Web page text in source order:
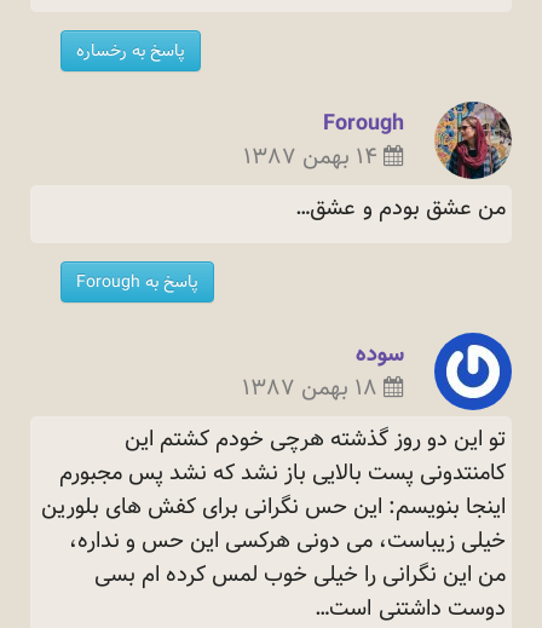
پاسخ به رخساره
Forough
۱۴ بهمن ۱۳۸۷
من عشق بودم و عشق…
پاسخ به Forough
سوده
۱۸ بهمن ۱۳۸۷
تو این دو روز گذشته هرچی خودم کشتم این
کامنتدونی پست بالایی باز نشد که نشد پس مجبورم
اینجا بنویسم: این حس نگرانی برای کفش های بلورین
خیلی زیباست، می دونی هرکسی این حس و نداره،
من این نگرانی را خیلی خوب لمس کرده ام بسی
دوست داشتنی است…